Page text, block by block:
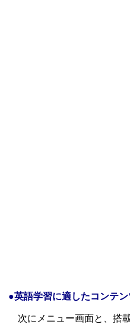
●英語学習に適したコンテ
次にメニュー画面と、搭